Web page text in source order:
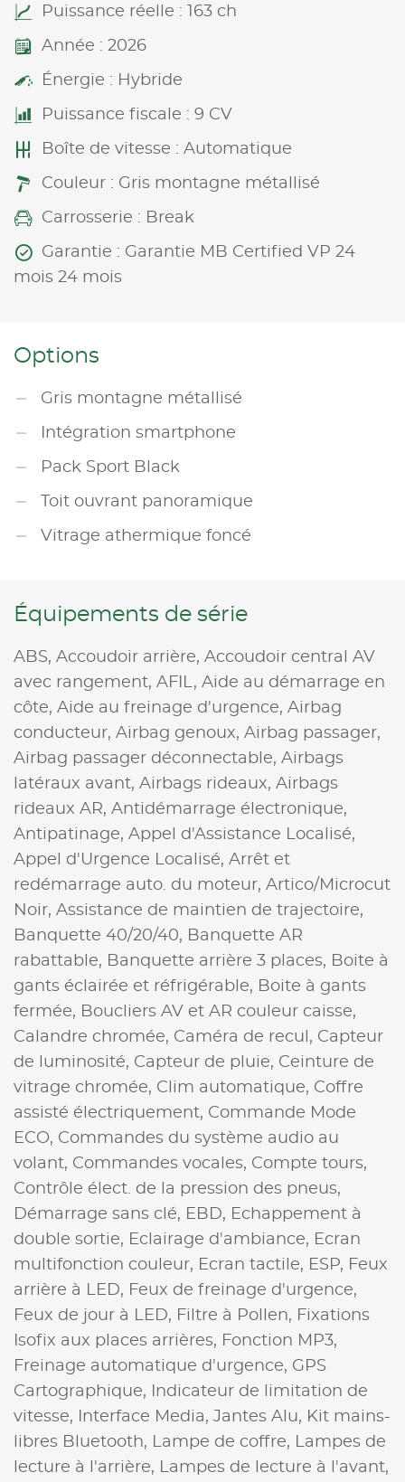
Puissance réelle : 163 ch
Année : 2026
Énergie : Hybride
Puissance fiscale : 9 CV
Boîte de vitesse : Automatique
Couleur : Gris montagne métallisé
Carrosserie : Break
Garantie : Garantie MB Certified VP 24
mois 24 mois
Options
Gris montagne métallisé
Intégration smartphone
Pack Sport Black
Toit ouvrant panoramique
Vitrage athermique foncé
Équipements de série
ABS, Accoudoir arrière, Accoudoir central AV
avec rangement, AFIL, Aide au démarrage en
côte, Aide au freinage d'urgence, Airbag
conducteur, Airbag genoux, Airbag passager,
Airbag passager déconnectable, Airbags
latéraux avant, Airbags rideaux, Airbags
rideaux AR, Antidémarrage électronique,
Antipatinage, Appel d'Assistance Localisé,
Appel d'Urgence Localisé, Arrêt et
redémarrage auto. du moteur, Artico/Microcut
Noir, Assistance de maintien de trajectoire,
Banquette 40/20/40, Banquette AR
rabattable, Banquette arrière 3 places, Boite à
gants éclairée et réfrigérable, Boite à gants
fermée, Boucliers AV et AR couleur caisse,
Calandre chromée, Caméra de recul, Capteur
de luminosité, Capteur de pluie, Ceinture de
vitrage chromée, Clim automatique, Coffre
assisté électriquement, Commande Mode
ECO, Commandes du système audio au
volant, Commandes vocales, Compte tours,
Contrôle élect. de la pression des pneus,
Démarrage sans clé, EBD, Echappement à
double sortie, Eclairage d'ambiance, Ecran
multifonction couleur, Ecran tactile, ESP, Feux
arrière à LED, Feux de freinage d'urgence,
Feux de jour à LED, Filtre à Pollen, Fixations
Isofix aux places arrières, Fonction MP3,
Freinage automatique d'urgence, GPS
Cartographique,
Indicateur de limitation de
vitesse,
Interface Media, Jantes Alu, Kit mains-
libres Bluetooth,
Lampe de coffre,
Lampes de
lecture à l'arrière,
Lampes de lecture à l'avant,